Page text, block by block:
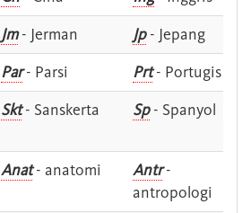
Jm- Jerman Jp- Jepang
Par- Parsi Prt- Portugis
Skt- Sanskerta Sp- Spanyol
Anat- anatomi Antr-
antropologi